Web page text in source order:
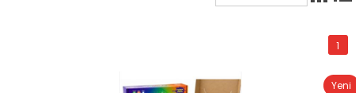
1
Yeni